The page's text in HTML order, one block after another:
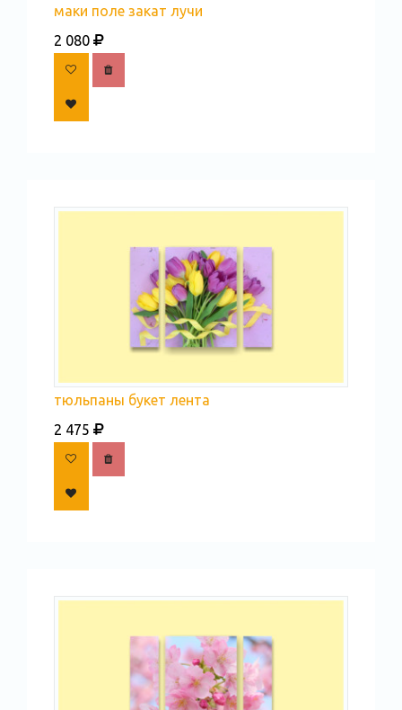
маки поле закат лучи
2 080
тюльпаны букет лента
2 475